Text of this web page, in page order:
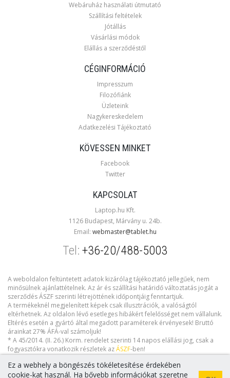
Webáruház használati útmutató
Szállítási feltételek
Jótállás
Vásárlási módok
Elállás a szerződéstől
CÉGINFORMÁCIÓ
Impresszum
Filozófiánk
Üzleteink
Nagykereskedelem
Adatkezelési Tájékoztató
KÖVESSEN MINKET
Facebook
Twitter
KAPCSOLAT
Laptop.hu Kft.
1126 Budapest, Márvány u. 24b.
Email: webmaster@tablet.hu
Tel: +36-20/488-5003
A weboldalon feltüntetett adatok kizárólag tájékoztató jellegűek, nem
minősülnek ajánlattételnek. Az ár és szállítási határidő változtatás jogát a
szerződés ÁSZF szerinti létrejöttének időpontjáig fenntartjuk.
A termékeknél megjelenített képek csak illusztrációk, a valóságtól
eltérhetnek. Az oldalon lévő esetleges hibákért felelősséget nem vállalunk.
Eltérés esetén a gyártó által megadott paraméterek érvényesek! Bruttó
árainkat 27% ÁFÁ-val számoljuk!
* A 45/2014. (II. 26.) Korm. rendelet szerinti 14 napos elállási jog, csak a
fogyasztókra vonatkozik részletek azÁSZF-ben!
Ez a webhely a böngészés tökéletesítése érdekében
cookie-kat használ. Ha bővebb információkat szeretne